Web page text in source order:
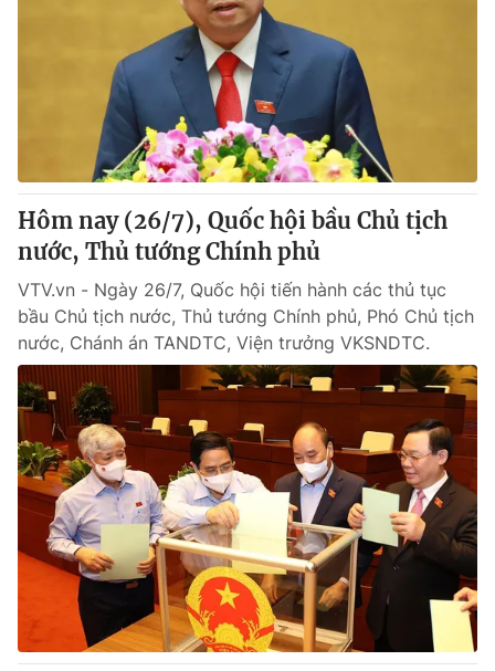
® Cấm sao chép dưới mọi hình thức nếu không có sự chấp
thuận bằng văn bản. Ghi rõ nguồn VTV.vn khi phát hành lại
thông tin từ website này.
Hôm nay (26/7), Quốc hội bầu Chủ tịch
nước, Thủ tướng Chính phủ
VTV.vn - Ngày 26/7, Quốc hội tiến hành các thủ tục
bầu Chủ tịch nước, Thủ tướng Chính phủ, Phó Chủ tịch
nước, Chánh án TANDTC, Viện trưởng VKSNDTC.